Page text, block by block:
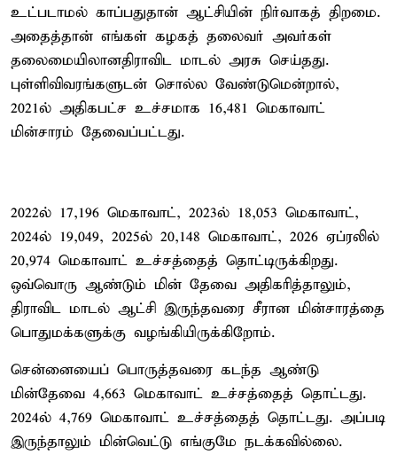
உட்படாமல் காப்பதுதான் ஆட்சியின் நிர்வாகத் திறமை.
அதைத்தான் எங்கள் கழகத் தலைவர் அவர்கள்
தலைமையிலானதிராவிட மாடல் அரசு செய்தது.
புள்ளிவிவரங்களுடன் சொல்ல வேண்டுமென்றால்,
2021ல் அதிகபட்ச உச்சமாக 16,481 மெகாவாட்
மின்சாரம் தேவைப்பட்டது.
2022ல் 17,196 மெகாவாட், 2023ல் 18,053 மெகாவாட்,
2024ல் 19,049, 2025ல் 20,148 மெகாவாட், 2026 ஏப்ரலில்
20,974 மெகாவாட் உச்சத்தைத் தொட்டிருக்கிறது.
ஒவ்வொரு ஆண்டும் மின் தேவை அதிகரித்தாலும்,
திராவிட மாடல் ஆட்சி இருந்தவரை சீரான மின்சாரத்தை
பொதுமக்களுக்கு வழங்கியிருக்கிறோம்.
சென்னையைப் பொருத்தவரை கடந்த ஆண்டு
மின்தேவை 4,663 மெகாவாட் உச்சத்தைத் தொட்டது.
2024ல் 4,769 மெகாவாட் உச்சத்தைத் தொட்டது. அப்படி
இருந்தாலும் மின்வெட்டு எங்குமே நடக்கவில்லை.